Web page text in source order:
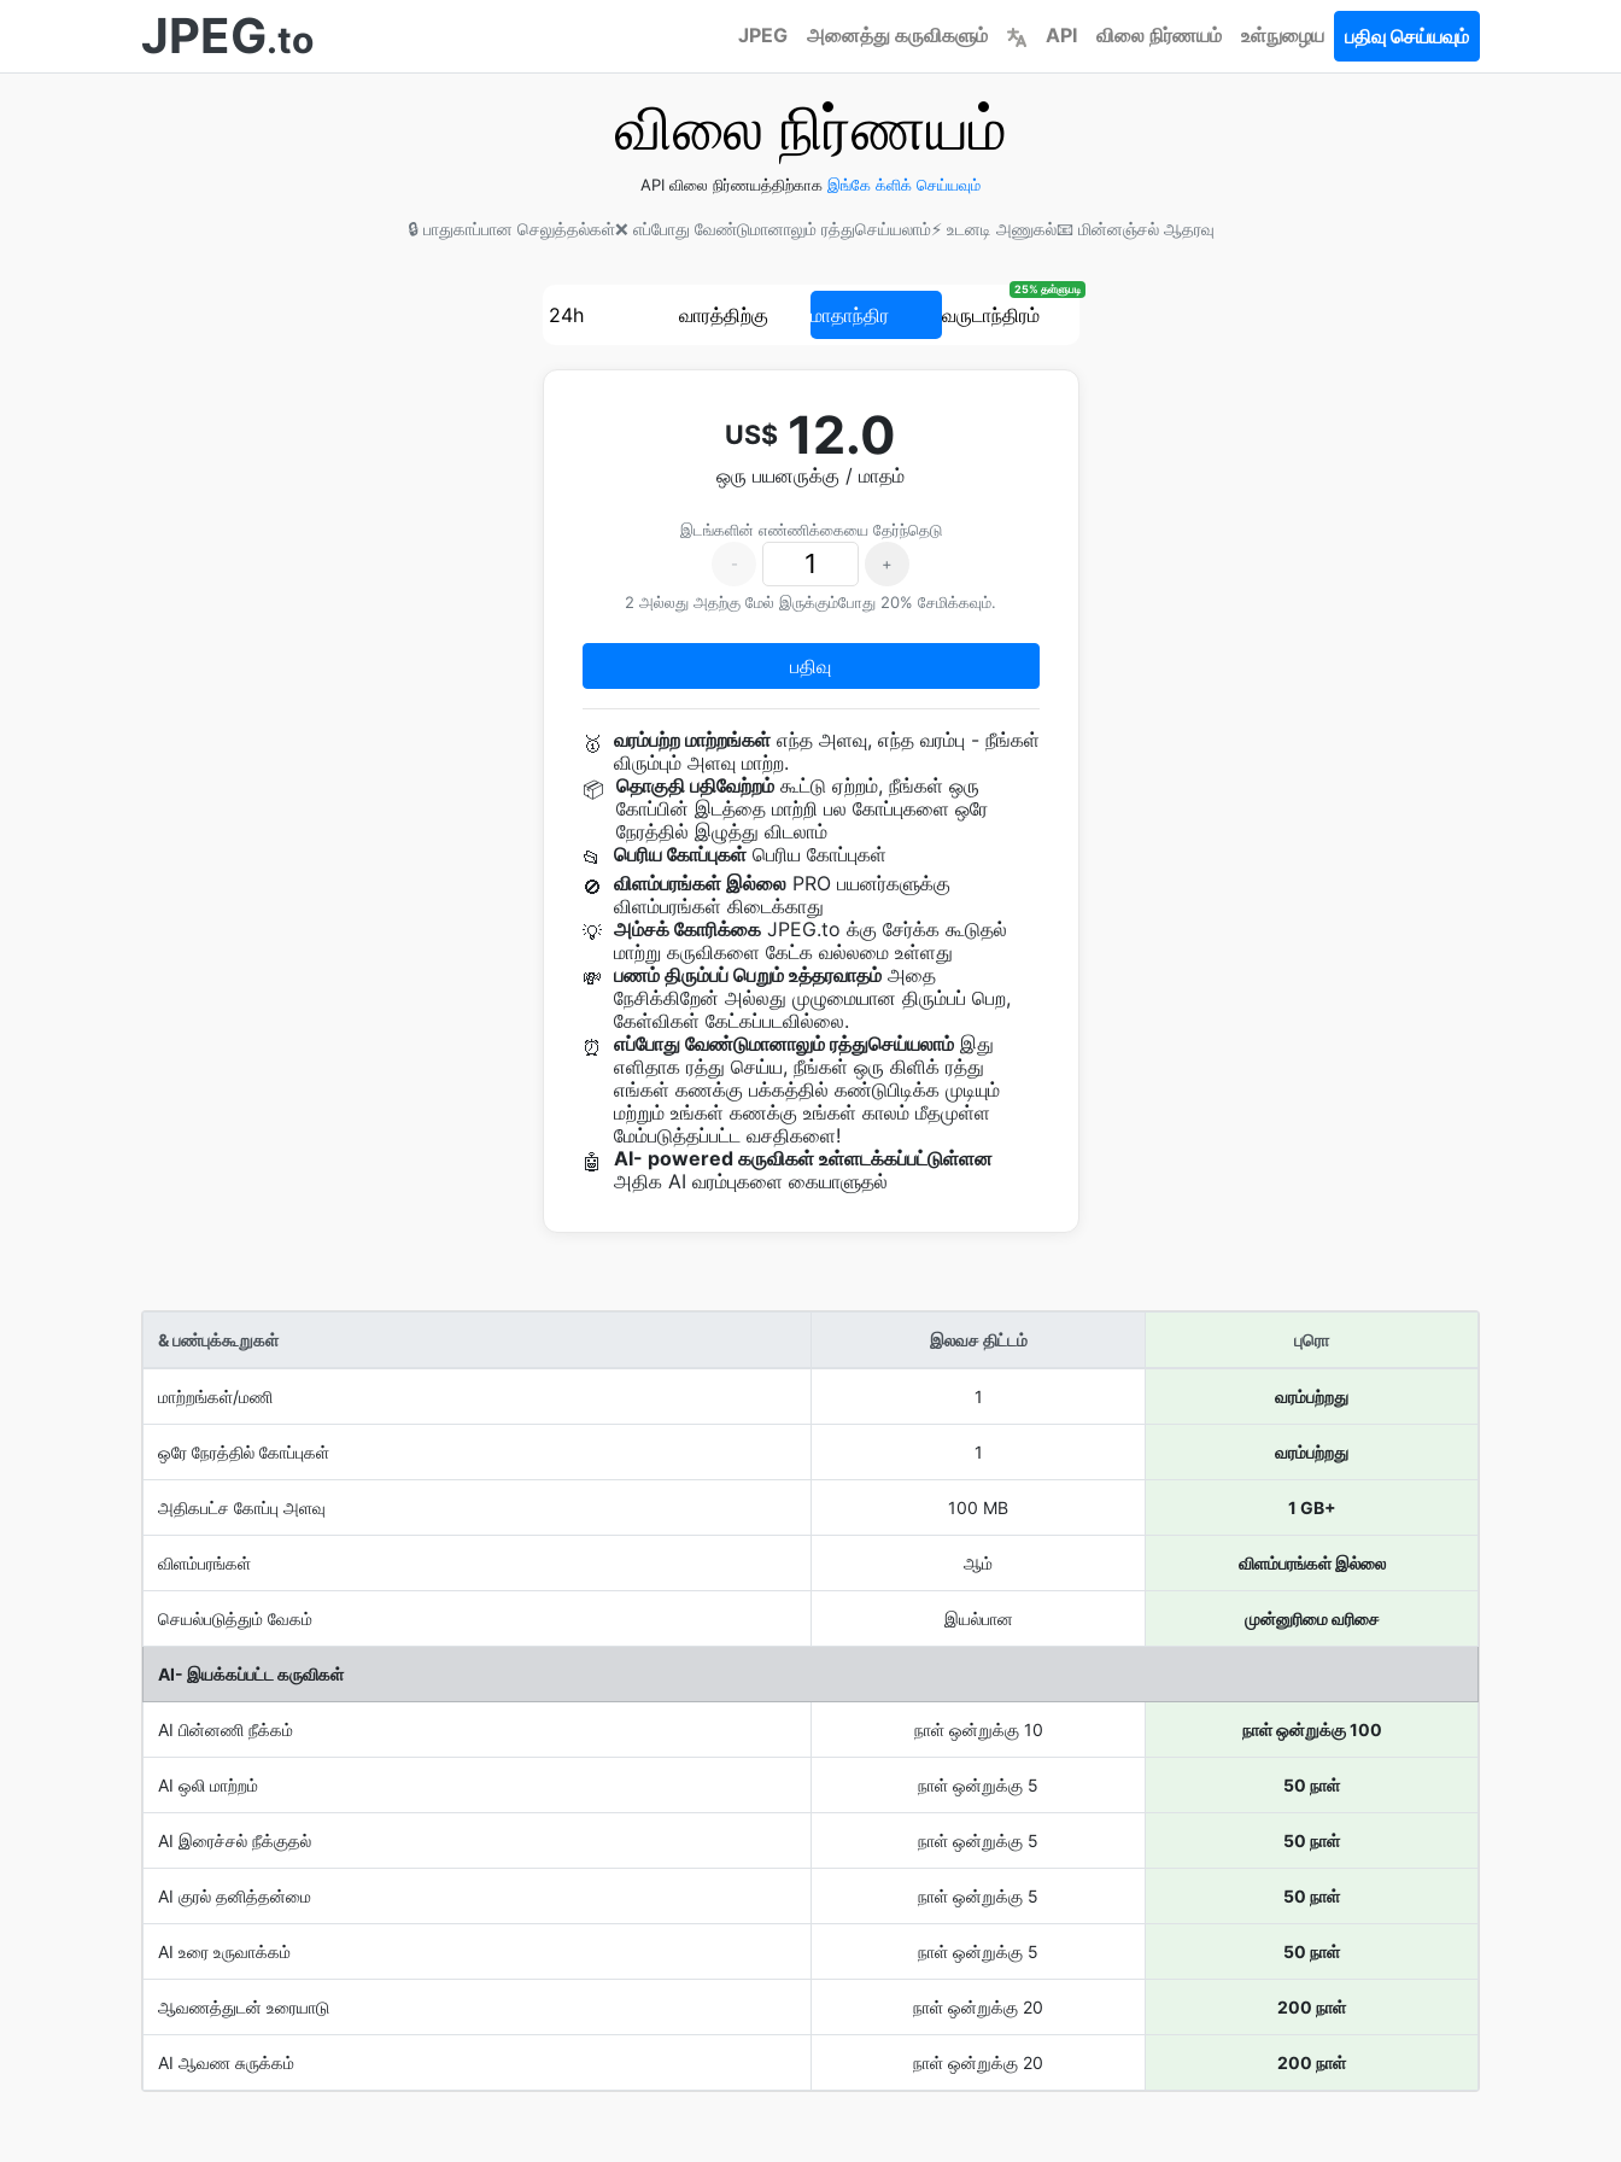
JPEG.to JPEG அனைத்து கருவிகளும் API விலை நிர்ணயம் உள்நுழைய பதிவு செய்யவும்
விலை நிர்ணயம்
API விலை நிர்ணயத்திற்காக இங்கே க்ளிக் செய்யவும்
🔒 பாதுகாப்பான செலுத்தல்கள்❌ எப்போது வேண்டுமானாலும் ரத்துசெய்யலாம்⚡ உடனடி அணுகல்📧 மின்னஞ்சல் ஆதரவு
24h வாரத்திற்கு மாதாந்திர வருடாந்திரம்
25% தள்ளுபடி
US$ 12.0
ஒரு பயனருக்கு / மாதம்
இடங்களின் எண்ணிக்கையை தேர்ந்தெடு
-
+
2 அல்லது அதற்கு மேல் இருக்கும்போது 20% சேமிக்கவும்.
பதிவு
🥇 வரம்பற்ற மாற்றங்கள்எந்த அளவு, எந்த வரம்பு - நீங்கள்
விரும்பும் அளவு மாற்ற.
📦 தொகுதி பதிவேற்றம்கூட்டு ஏற்றம், நீங்கள் ஒரு
கோப்பின் இடத்தை மாற்றி பல கோப்புகளை ஒரே
நேரத்தில் இழுத்து விடலாம்
📂
பெரிய கோப்புகள்பெரிய கோப்புகள்
🚫 விளம்பரங்கள் இல்லைPRO பயனர்களுக்கு
விளம்பரங்கள் கிடைக்காது
💡 அம்சக் கோரிக்கைJPEG.to க்கு சேர்க்க கூடுதல்
மாற்று கருவிகளை கேட்க வல்லமை உள்ளது
💸 பணம் திரும்பப் பெறும் உத்தரவாதம்அதை
நேசிக்கிறேன் அல்லது முழுமையான திரும்பப் பெற,
கேள்விகள் கேட்கப்படவில்லை.
⏰
எப்போது வேண்டுமானாலும் ரத்துசெய்யலாம்இது
எளிதாக ரத்து செய்ய, நீங்கள் ஒரு கிளிக் ரத்து
எங்கள் கணக்கு பக்கத்தில் கண்டுபிடிக்க முடியும்
மற்றும் உங்கள் கணக்கு உங்கள் காலம் மீதமுள்ள
மேம்படுத்தப்பட்ட வசதிகளை!
🤖
AI- powered கருவிகள் உள்ளடக்கப்பட்டுள்ளன
அதிக AI வரம்புகளை கையாளுதல்
& பண்புக்கூறுகள் இலவச திட்டம் புரொ
மாற்றங்கள்/மணி 1 வரம்பற்றது
ஒரே நேரத்தில் கோப்புகள் 1 வரம்பற்றது
அதிகபட்ச கோப்பு அளவு 100 MB 1 GB+
விளம்பரங்கள் ஆம் விளம்பரங்கள் இல்லை
செயல்படுத்தும் வேகம் இயல்பான முன்னுரிமை வரிசை
AI- இயக்கப்பட்ட கருவிகள்
AI பின்னணி நீக்கம் நாள் ஒன்றுக்கு 10 நாள் ஒன்றுக்கு 100
AI ஒலி மாற்றம் நாள் ஒன்றுக்கு 5 50 நாள்
AI இரைச்சல் நீக்குதல் நாள் ஒன்றுக்கு 5 50 நாள்
AI குரல் தனித்தன்மை நாள் ஒன்றுக்கு 5 50 நாள்
AI உரை உருவாக்கம் நாள் ஒன்றுக்கு 5 50 நாள்
ஆவணத்துடன் உரையாடு நாள் ஒன்றுக்கு 20 200 நாள்
AI ஆவண சுருக்கம் நாள் ஒன்றுக்கு 20 200 நாள்